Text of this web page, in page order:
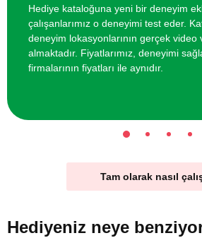
Hediye kataloğuna yeni bir deneyim
çalışanlarımız o deneyimi test eder.
deneyim lokasyonlarının gerçek video
almaktadır. Fiyatlarımız, deneyimi
firmalarının fiyatları ile aynıdır.
Tam olarak nasıl
Hediyeniz neye